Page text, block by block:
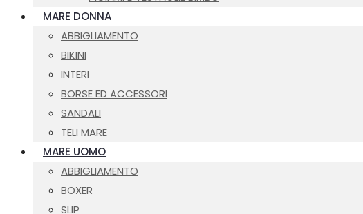
MARE DONNA
ABBIGLIAMENTO
BIKINI
INTERI
BORSE ED ACCESSORI
SANDALI
TELI MARE
MARE UOMO
ABBIGLIAMENTO
BOXER
SLIP